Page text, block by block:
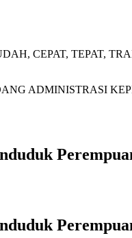
CEPAT, TEPAT,
ADMINISTRASI